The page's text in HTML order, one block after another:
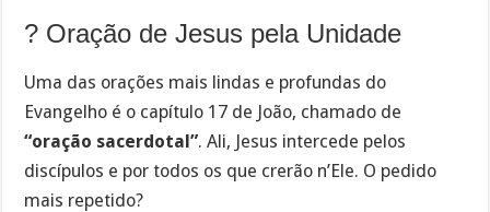
?️ Oração de Jesus pela Unidade
Uma das orações mais lindas e profundas do
Evangelho é o capítulo 17 de João, chamado de
“oração sacerdotal”. Ali, Jesus intercede pelos
discípulos e por todos os que crerão n’Ele. O pedido
mais repetido?